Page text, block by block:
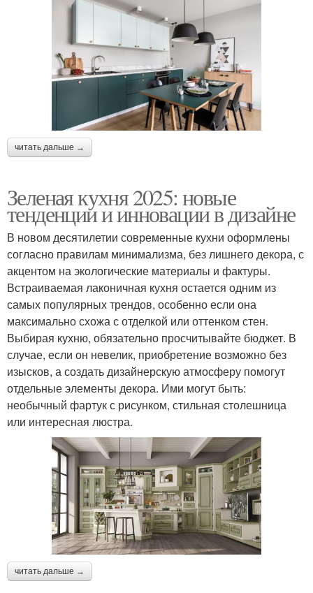
читать дальше →
Зеленая кухня 2025: новые
тенденции и инновации в дизайне
В новом десятилетии современные кухни оформлены
согласно правилам минимализма, без лишнего декора, с
акцентом на экологические материалы и фактуры.
Встраиваемая лаконичная кухня остается одним из
самых популярных трендов, особенно если она
максимально схожа с отделкой или оттенком стен.
Выбирая кухню, обязательно просчитывайте бюджет. В
случае, если он невелик, приобретение возможно без
изысков, а создать дизайнерскую атмосферу помогут
отдельные элементы декора. Ими могут быть:
необычный фартук с рисунком, стильная столешница
или интересная люстра.
читать дальше →